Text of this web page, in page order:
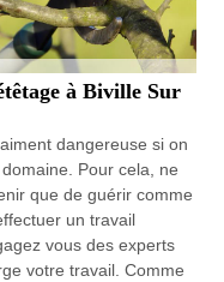
à Biville Sur
dangereuse si on
Pour cela, ne
que de guérir comme
un travail
vous des experts
votre travail. Comme